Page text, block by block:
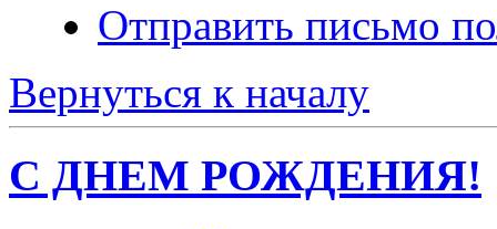
Отправить письмо
Вернуться к началу
С ДНЕМ РОЖДЕНИЯ!